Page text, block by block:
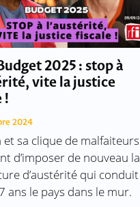
2025 : stop à
vite la justice
!
2024
et sa clique de malfaiteurs
d’imposer de nouveau la
d’austérité qui conduit
ans le pays dans le mur.